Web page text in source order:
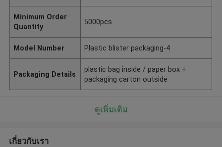
Minimum Order
Quantity
5000pcs
Model Number Plastic blister packaging-4
Packaging Details
plastic bag inside / paper box +
packaging carton outside
ดูเพิ่มเติม
เกี่ยวกับเรา